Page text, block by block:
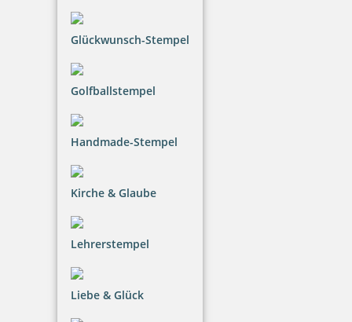
Glückwunsch-Stempel
Golfballstempel
Handmade-Stempel
Kirche & Glaube
Lehrerstempel
Liebe & Glück